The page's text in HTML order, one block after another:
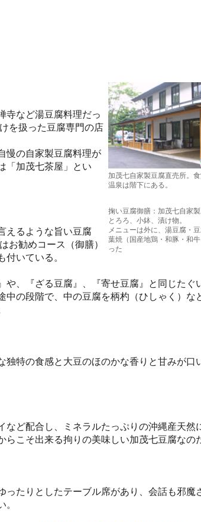
加茂七自家製豆腐直売所。食
温泉は階下にある。
掬い豆腐御膳：加茂七自家
とろろ、小鉢、漬け物。
メニューは外に、湯豆腐・
葉焼（国産地鶏・和豚・和
った
寺など湯豆腐料理だっ
を扱った豆腐専門の店
慢の自家製豆腐料理が
「加茂七茶屋」とい
えるような旨い豆腐
お勧めコース（御膳）
いている。
や、『ざる豆腐』、『寄せ豆腐』と同じたぐ
の段階で、中の豆腐を柄杓（ひしゃく）な
特の食感と大豆のほのかな香りと甘みが口
ど配合し、ミネラルたっぷりの沖縄産天然
こそ出来る拘りの美味しい加茂七豆腐なの
たりとしたテーブル席があり、会話も邪魔
。